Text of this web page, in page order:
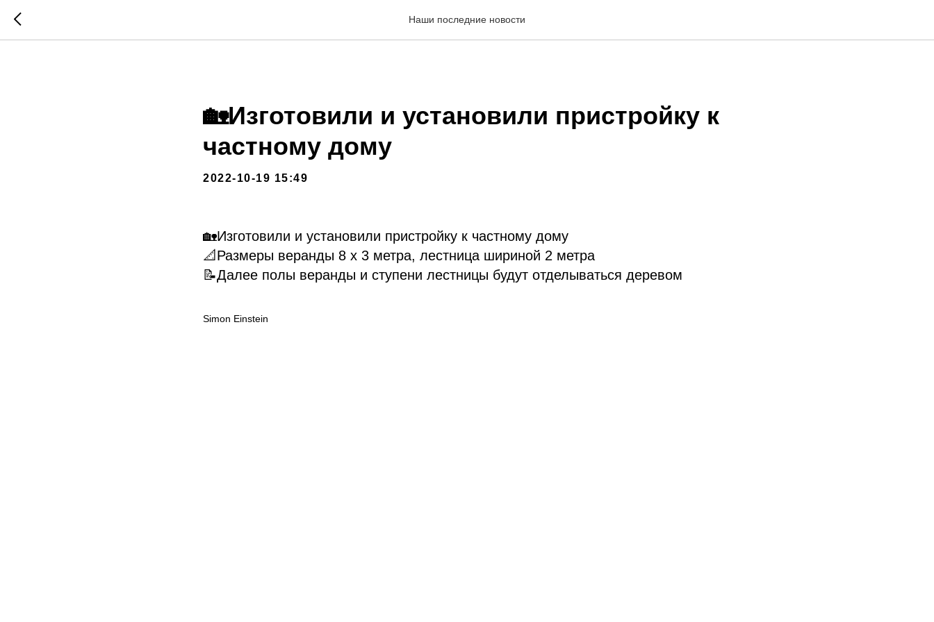
Наши последние новости
🏡Изготовили и установили пристройку к
частному дому
2022-10-19 15:49
🏡Изготовили и установили пристройку к частному дому
📐Размеры веранды 8 х 3 метра, лестница шириной 2 метра
📝Далее полы веранды и ступени лестницы будут отделываться деревом
Simon Einstein